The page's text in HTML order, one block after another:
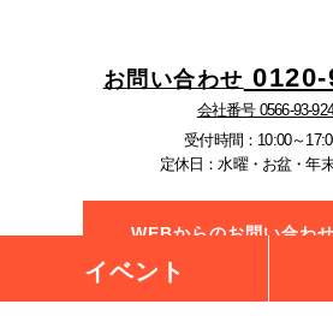
お問い合わせ
会社番号 0566-93-
受付時間：10:00～
定休日：水曜・お盆・年
WEBからのお問い合わ
イベント